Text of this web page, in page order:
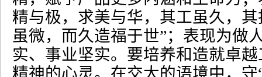
精与极，求美与华，其工虽久，
虽微，而久造福于世”；表现为做
实、事业坚实。要培养和造就卓
精神的心灵。在交大的语境中，守